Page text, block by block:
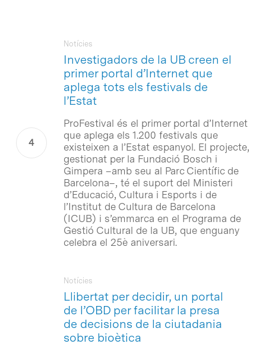
Investigadors de la UB creen el
primer portal d’Internet que
aplega tots els festivals de
l’Estat
Notícies
ProFestival és el primer portal d’Internet
que aplega els 1.200 festivals que
existeixen a l’Estat espanyol. El projecte,
gestionat per la Fundació Bosch i
Gimpera –amb seu al Parc Científic de
Barcelona–, té el suport del Ministeri
d’Educació, Cultura i Esports i de
l’Institut de Cultura de Barcelona
(ICUB) i s’emmarca en el Programa de
Gestió Cultural de la UB, que enguany
celebra el 25è aniversari.
Llibertat per decidir, un portal
de l’OBD per facilitar la presa
de decisions de la ciutadania
sobre bioètica
Notícies